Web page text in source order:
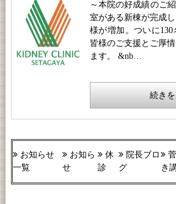
～本院の好成績のご
室がある新棟が完成
様が増加。ついに130
皆様のご支援とご厚
ます。 &nb…
続き
お知らせ
一覧
休
診
き
院長ブロ
グ
お知ら
せ